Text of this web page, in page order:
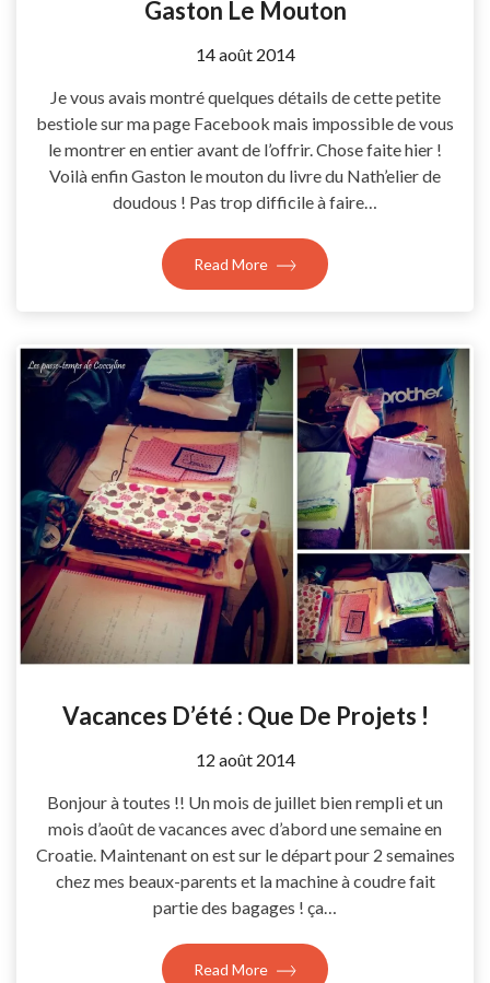
Gaston Le Mouton
by
14 août 2014
Je vous avais montré quelques détails de cette petite
bestiole sur ma page Facebook mais impossible de vous
le montrer en entier avant de l’offrir. Chose faite hier !
Voilà enfin Gaston le mouton du livre du Nath’elier de
doudous ! Pas trop difficile à faire…
Read More
Vacances D’été : Que De Projets !
by
12 août 2014
Bonjour à toutes !! Un mois de juillet bien rempli et un
mois d’août de vacances avec d’abord une semaine en
Croatie. Maintenant on est sur le départ pour 2 semaines
chez mes beaux-parents et la machine à coudre fait
partie des bagages ! ça…
Read More